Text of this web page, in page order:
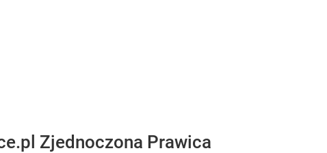
Zjednoczona Prawica